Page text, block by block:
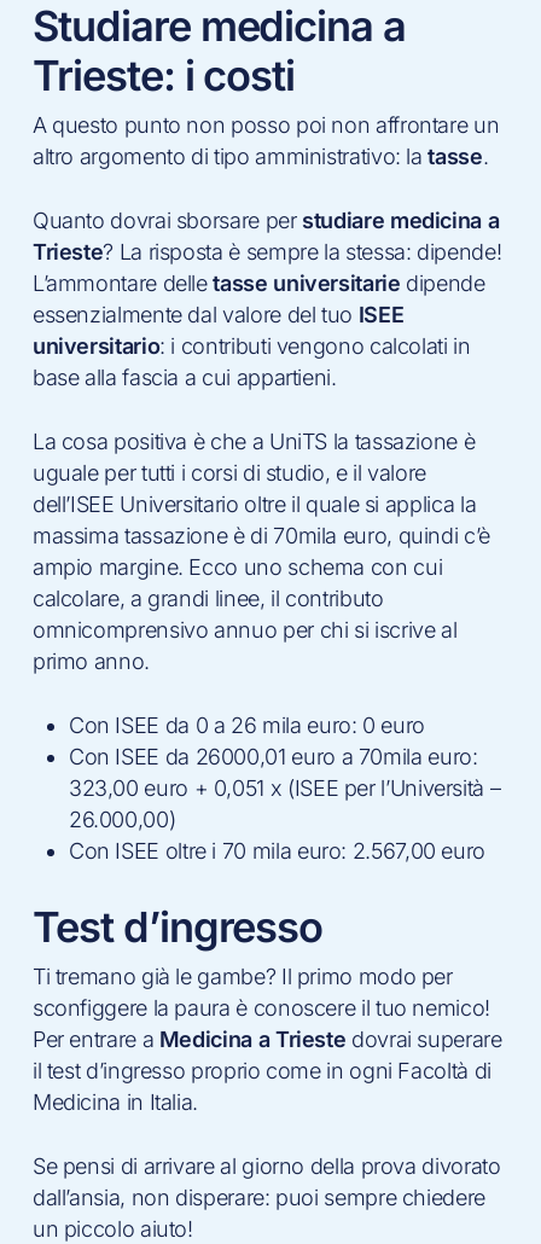
Studiare medicina a
Trieste: i costi
A questo punto non posso poi non affrontare un
altro argomento di tipo amministrativo: latasse.
Quanto dovrai sborsare perstudiare medicina a
Trieste? La risposta è sempre la stessa: dipende!
L’ammontare delletasse universitarie dipende
essenzialmente dal valore del tuo ISEE
universitario: i contributi vengono calcolati in
base alla fascia a cui appartieni.
La cosa positiva è che a UniTS la tassazione è
uguale per tutti i corsi di studio, e il valore
dell’ISEE Universitario oltre il quale si applica la
massima tassazione è di 70mila euro, quindi c’è
ampio margine. Ecco uno schema con cui
calcolare, a grandi linee, il contributo
omnicomprensivo annuo per chi si iscrive al
primo anno.
Con ISEE da 0 a 26 mila euro: 0 euro
Con ISEE da 26000,01 euro a 70mila euro:
323,00 euro + 0,051 x (ISEE per l’Università –
26.000,00)
Con ISEE oltre i 70 mila euro: 2.567,00 euro
Test d’ingresso
Ti tremano già le gambe? Il primo modo per
sconfiggere la paura è conoscere il tuo nemico!
Per entrare a Medicina a Trieste dovrai superare
il test d’ingresso proprio come in ogni Facoltà di
Medicina in Italia.
Se pensi di arrivare al giorno della prova divorato
dall’ansia, non disperare: puoi sempre chiedere
un piccolo aiuto!